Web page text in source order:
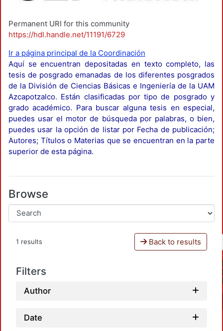
Permanent URI for this community
https://hdl.handle.net/11191/6729
Ir a página principal de la Coordinación
Aquí se encuentran depositadas en texto completo, las
tesis de posgrado emanadas de los diferentes posgrados
de la División de Ciencias Básicas e Ingeniería de la UAM
Azcapotzalco. Están clasificadas por tipo de posgrado y
grado académico. Para buscar alguna tesis en especial,
puedes usar el motor de búsqueda por palabras, o bien,
puedes usar la opción de listar por Fecha de publicación;
Autores; Títulos o Materias que se encuentran en la parte
superior de esta página.
Browse
1 results Back to results
Filters
Author
Date